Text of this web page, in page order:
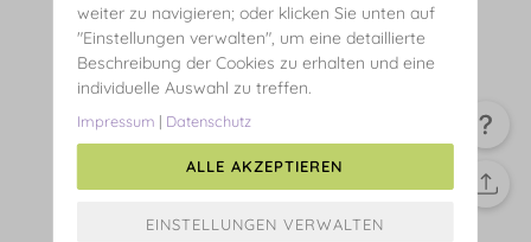
weiter zu navigieren; oder klicken Sie unten auf
"Einstellungen verwalten", um eine detaillierte
Beschreibung der Cookies zu erhalten und eine
individuelle Auswahl zu treffen.
Impressum | Datenschutz
ALLE AKZEPTIEREN